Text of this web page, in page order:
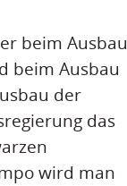
beim Ausbau
beim Ausbau
der
das
wird man